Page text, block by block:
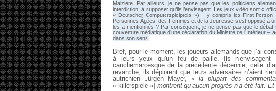
Maizière. Par ailleurs, je ne pense pas que les politiciens
interdiction, à supposer qu’ils l’envisagent. Les jeux vidéo sont «
« Deutscher Computerspielpreis ») – y compris les First-
Personnes Âgées, des Femmes et de la Jeunesse s’est opposé à
les a mentionnés ? Par conséquent, je ne pense pas que le
couverture médiatique d’une déclaration du Ministre de l’Intérieur –
dans son sens.
Bref, pour le moment, les joueurs allemands que j’ai
à leurs yeux qu’un feu de paille. Ils
cauchemardesque de la précédente décennie, celle
revanche, ils déplorent que leurs adversaires n’aient
autrichien Jürgen Mayer, « la plupart des
« killerspiele »] montrent qu’aucun progrès n’a été fait.